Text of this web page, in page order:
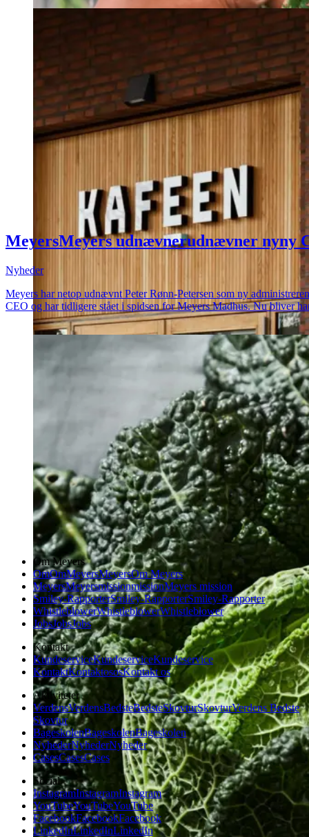
MeyersMeyers udnævnerudnævner nyny
Nyheder
Meyers har netop udnævnt Peter Rønn-Petersen som ny
CEO og har tidligere stået i spidsen for Meyers Madhus. Nu bliver
Om Meyers
OmOmMeyersMeyersOm Meyers
MeyersMeyersmissionmissionMeyers mission
Smiley-RapporterSmiley-RapporterSmiley-Rapporter
WhistleblowerWhistleblowerWhistleblower
JobsJobsJobs
Kontakt
KundeserviceKundeserviceKundeservice
KontaktKontaktososKontakt os
Aktiviteter
VerdensVerdensBedsteBedsteSkovturSkovturVerdens Bedste
Skovtur
BageskolenBageskolenBageskolen
NyhederNyhederNyheder
CasesCasesCases
Social
InstagramInstagramInstagram
YouTubeYouTubeYouTube
FacebookFacebookFacebook
LinkedInLinkedInLinkedIn